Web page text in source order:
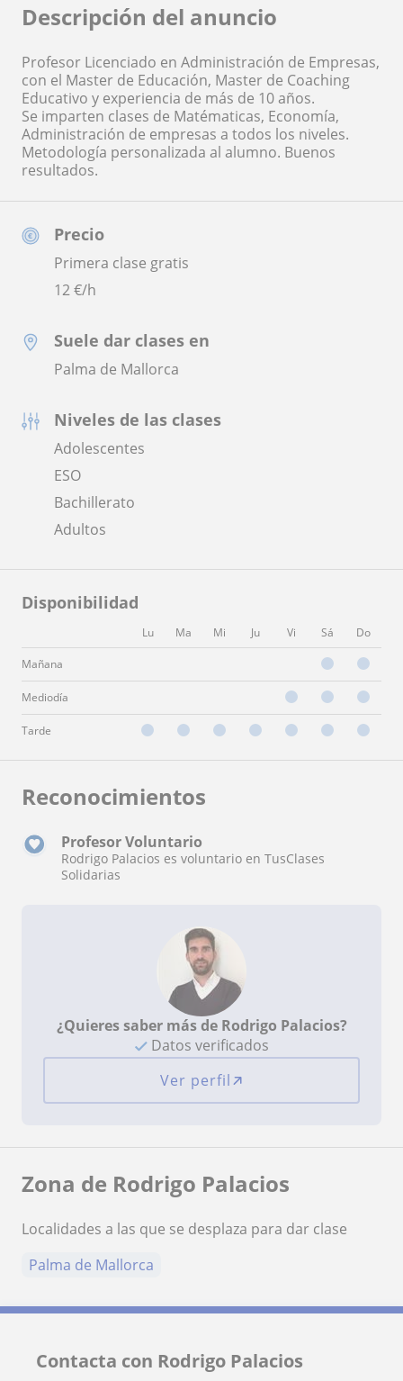
Precio
Primera clase gratis
12€/h
Suele dar clases en
Palma de Mallorca
Niveles de las clases
Adolescentes
ESO
Bachillerato
Adultos
Disponibilidad
Lu Ma Mi Ju Vi Sá Do
Mañana
Mediodía
Tarde
Descripción del anuncio
Profesor Licenciado en Administración de Empresas,
con el Master de Educación, Master de Coaching
Educativo y experiencia de más de 10 años.
Se imparten clases de Matématicas, Economía,
Administración de empresas a todos los niveles.
Metodología personalizada al alumno. Buenos
resultados.
Reconocimientos
Profesor Voluntario
Rodrigo Palacios es voluntario en TusClases
Solidarias
¿Quieres saber más de Rodrigo Palacios?
Datos verificados
Ver perfil
Zona de Rodrigo Palacios
Localidades a las que se desplaza para dar clase
Palma de Mallorca
Contacta con Rodrigo Palacios